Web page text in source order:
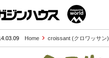
Home croissant (クロワッサン)